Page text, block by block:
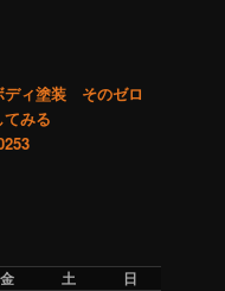
ディ塗装 そのゼロ
みる
金 土 日